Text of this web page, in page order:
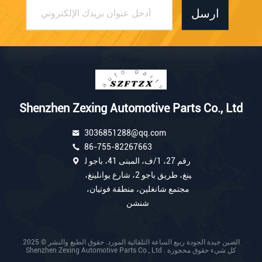
ارسل
Shenzhen Zexing Automotive Parts Co., Ltd
3036851288@qq.com
86-755-82267663
رقم 27، 1/ف، المبنى 41، باجو ل
ينغ، طريق باجو 2، شارع يوانلينغ،
مجتمع شانغلين، منطقة فوتيان،
شنشن
الصين جيدة الجودة ربيع الساعة التلقائية المورد. حقوق الطبع والنشر © 2025
Shenzhen Zexing Automotive Parts Co., Ltd . كل شيء حقوق محجوزة